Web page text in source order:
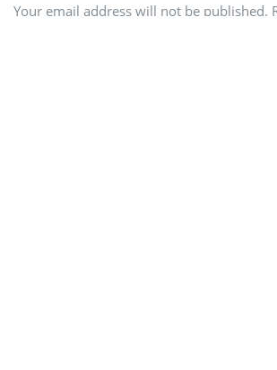
Your email address will not be published.